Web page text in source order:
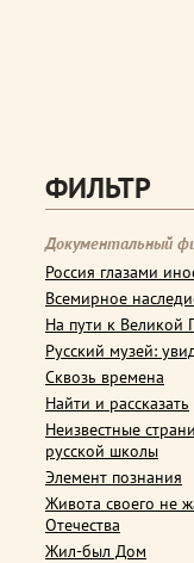
ФИЛЬТР
Документальный
Россия глазами
Всемирное
На пути к Великой
Русский музей:
Сквозь времена
Найти и рассказать
Неизвестные
русской школы
Элемент познания
Живота своего не
Отечества
Жил-был Дом